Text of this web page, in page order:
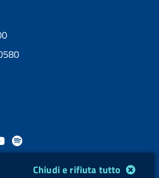
Chiudi e rifiuta tutto
Y
o
l
a